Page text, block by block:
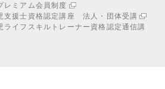
レミアム会員制度
支援士資格認定講座 法人・団体受講
ライフスキルトレーナー 資格認定通信講